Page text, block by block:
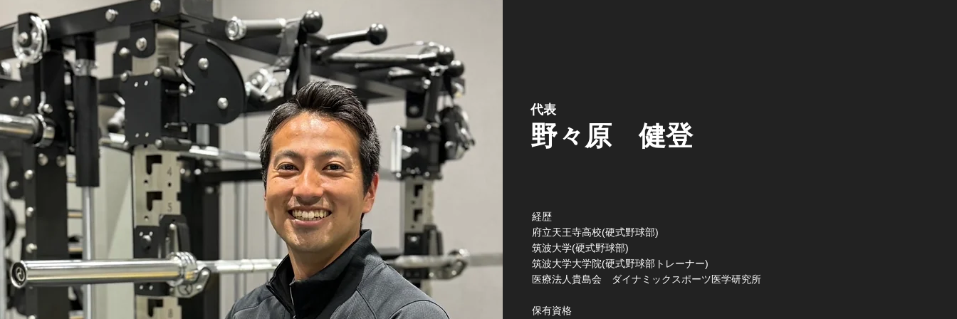
​代表
​野々原 健登
経歴
府立天王寺高校(硬式野球部)
筑波大学(硬式野球部)
筑波大学大学院(硬式野球部トレーナー)
​医療法人貴島会 ダイナミックスポーツ医学研究所
保有資格